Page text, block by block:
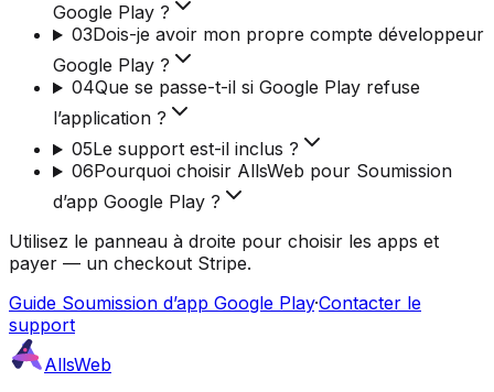
Google Play ?
03Dois-je avoir mon propre compte développeur
Google Play ?
04Que se passe-t-il si Google Play refuse
l’application ?
05Le support est-il inclus ?
06Pourquoi choisir AllsWeb pour Soumission
d’app Google Play ?
Utilisez le panneau à droite pour choisir les apps et
payer — un checkout Stripe.
Guide Soumission d’app Google Play·Contacter le
support
AllsWeb